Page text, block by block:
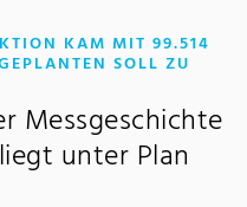
KAM MIT 99.514
SOLL ZU
Messgeschichte
unter Plan